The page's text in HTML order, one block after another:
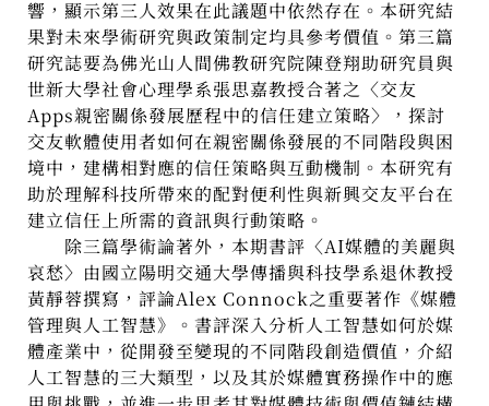
響，顯示第三人效果在此議題中依然存在。本研究結
果對未來學術研究與政策制定均具參考價值。第三篇
研究誌要為佛光山人間佛教研究院陳登翔助研究員與
世新大學社會心理學系張思嘉教授合著之〈交友
Apps親密關係發展歷程中的信任建立策略〉，探討
交友軟體使用者如何在親密關係發展的不同階段與困
境中，建構相對應的信任策略與互動機制。本研究有
助於理解科技所帶來的配對便利性與新興交友平台在
建立信任上所需的資訊與行動策略。
除三篇學術論著外，本期書評〈AI媒體的美麗與
哀愁〉由國立陽明交通大學傳播與科技學系退休教授
黃靜蓉撰寫，評論Alex Connock之重要著作《媒體
管理與人工智慧》。書評深入分析人工智慧如何於媒
體產業中，從開發至變現的不同階段創造價值，介紹
人工智慧的三大類型，以及其於媒體實務操作中的應